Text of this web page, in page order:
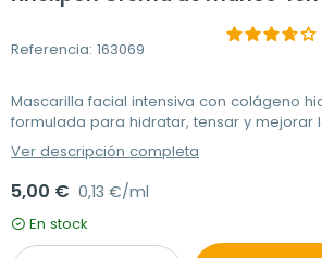
Referencia: 163069
Mascarilla facial intensiva con colágeno
formulada para hidratar, tensar y mejorar
Ver descripción completa
5,00 € 0,13 €/ml
En stock